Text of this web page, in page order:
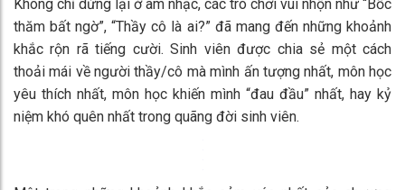
Sân khấu bừng sáng với các tiết mục văn nghệ do chính sinh
viên ba chuyên ngànhCông nghệ & Quản lý Môi trường – Kỹ
thuật Vi điện tử & Vật lý Bán dẫn – Ngôn ngữ Anhtrình diễn,
cùng sự góp giọng đầy bất ngờ của các thầy cô KHUD. Mỗi